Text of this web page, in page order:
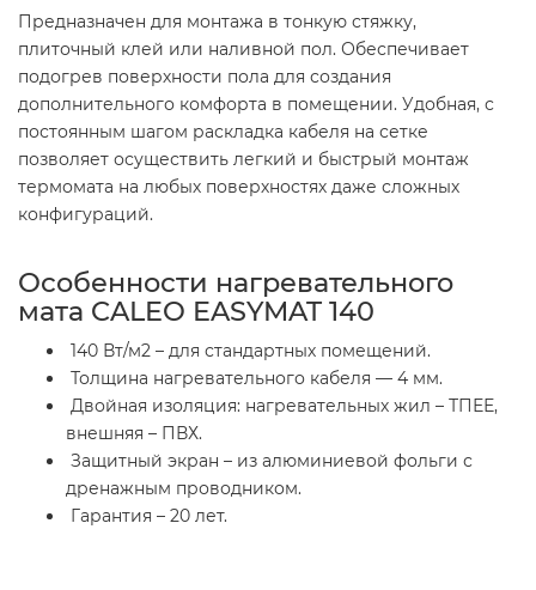
Предназначен для монтажа в тонкую стяжку,
плиточный клей или наливной пол. Обеспечивает
подогрев поверхности пола для создания
дополнительного комфорта в помещении. Удобная, с
постоянным шагом раскладка кабеля на сетке
позволяет осуществить легкий и быстрый монтаж
термомата на любых поверхностях даже сложных
конфигураций.
Особенности нагревательного
мата CALEO EASYMAT 140
140 Вт/м2 – для стандартных помещений.
Толщина нагревательного кабеля — 4 мм.
Двойная изоляция: нагревательных жил – ТПЕЕ,
внешняя – ПВХ.
Защитный экран – из алюминиевой фольги с
дренажным проводником.
Гарантия – 20 лет.